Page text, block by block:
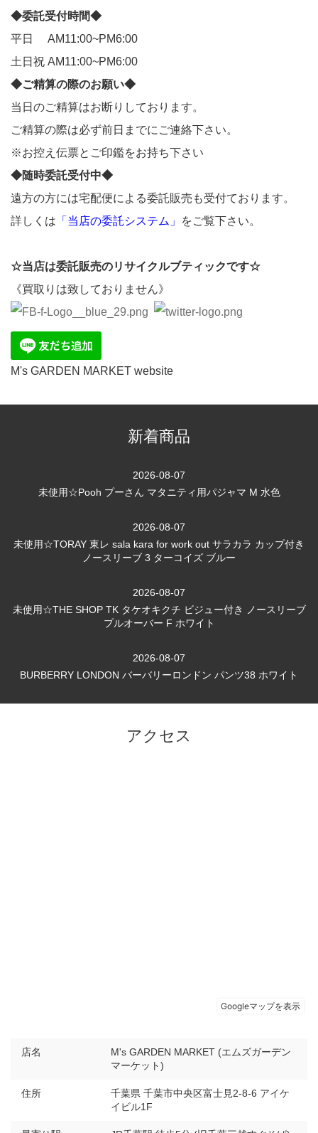
◆委託受付時間◆
平日 AM11:00~PM6:00
土日祝 AM11:00~PM6:00
◆ご精算の際のお願い◆
当日のご精算はお断りしております。
ご精算の際は必ず前日までにご連絡下さい。
※お控え伝票とご印鑑をお持ち下さい
◆随時委託受付中◆
遠方の方には宅配便による委託販売も受付ております。
詳しくは 「当店の委託システム」 をご覧下さい。
☆当店は委託販売のリサイクルブティックです☆
《買取りは致しておりません》
M's GARDEN MARKET website
新着商品
2026-08-07
未使用☆Pooh プーさん マタニティ用パジャマ M 水色
2026-08-07
未使用☆TORAY 東レ sala kara for work out サラカラ カップ付き
ノースリーブ 3 ターコイズ ブルー
2026-08-07
未使用☆THE SHOP TK タケオキクチ ビジュー付き ノースリーブ
プルオーバー F ホワイト
2026-08-07
BURBERRY LONDON バーバリーロンドン パンツ38 ホワイト
アクセス
店名
M's GARDEN MARKET (エムズガーデン
マーケット)
住所
千葉県 千葉市中央区富士見2-8-6 アイケ
イビル1F